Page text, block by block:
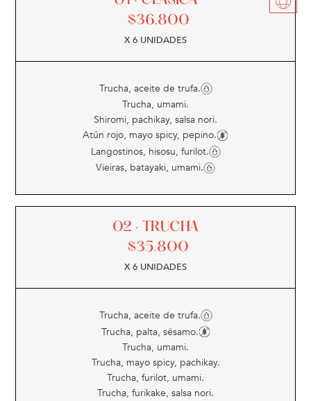
$36.800
X 6 UNIDADES
Trucha, aceite de trufa.
Trucha, umami.
Shiromi, pachikay, salsa nori.
Atún rojo, mayo spicy, pepino.
Langostinos, hisosu, furilot.
Vieiras, batayaki, umami.
02 · TRUCHA
$35.800
X 6 UNIDADES
Trucha, aceite de trufa.
Trucha, palta, sésamo.
Trucha, umami.
Trucha, mayo spicy, pachikay.
Trucha, furilot, umami.
Trucha, furikake, salsa nori.